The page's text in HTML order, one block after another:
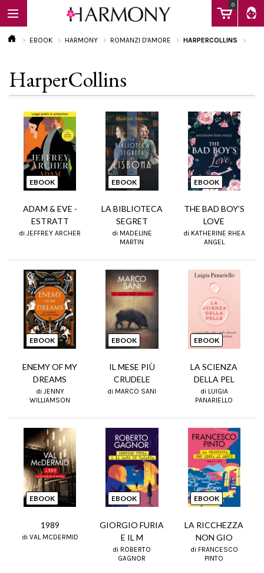
0
EBOOK
Calendario
EBOOK HARMONY ROMANZI D'AMORE HARPERCOLLINS
HarperCollins
EBOOK
ADAM & EVE -
ESTRATT
di JEFFREY ARCHER
EBOOK
LA BIBLIOTECA
SEGRET
di MADELINE
MARTIN
EBOOK
THE BAD BOY’S
LOVE
di KATHERINE RHEA
ANGEL
EBOOK
ENEMY OF MY
DREAMS
di JENNY
WILLIAMSON
EBOOK
IL MESE PIÙ
CRUDELE
di MARCO SANI
EBOOK
LA SCIENZA
DELLA PEL
di LUIGIA
PANARIELLO
EBOOK
1989
di VAL MCDERMID
EBOOK
GIORGIO FURIA
E IL M
di ROBERTO
GAGNOR
EBOOK
LA RICCHEZZA
NON GIO
di FRANCESCO
PINTO